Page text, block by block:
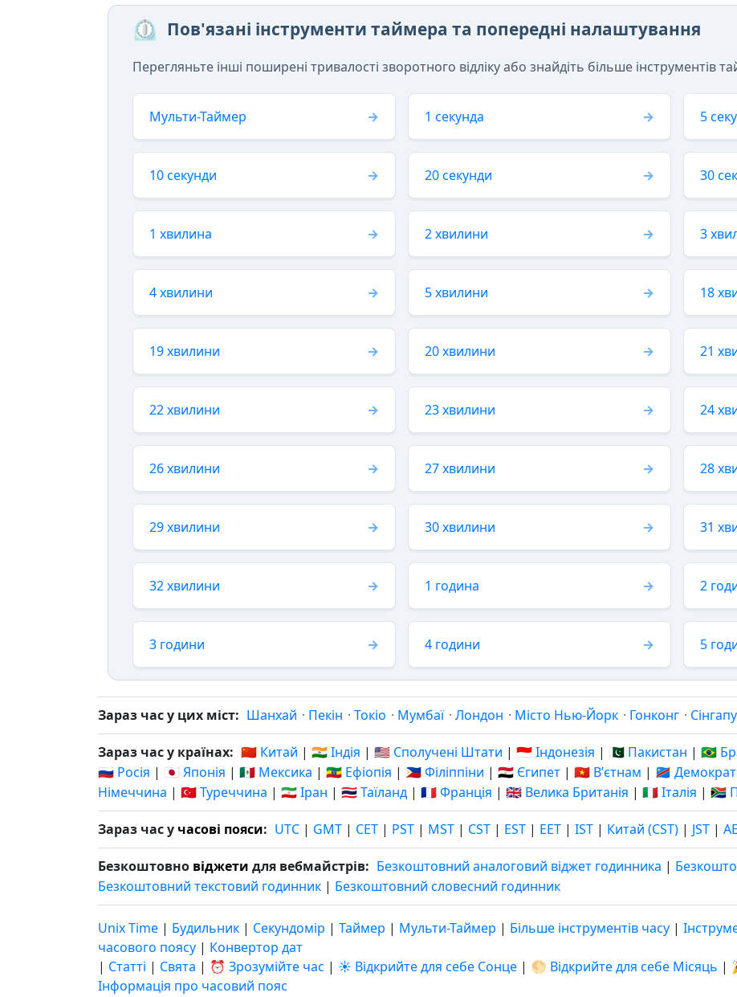
⏲️ Пов'язані інструменти таймера та попередні налаштування
Перегляньте інші поширені тривалості зворотного відліку або знайдіть більше інструментів
Мульти-Таймер 1 секунда 5
10 секунди 20 секунди 30
1 хвилина 2 хвилини 3
4 хвилини 5 хвилини 18
19 хвилини 20 хвилини 21
22 хвилини 23 хвилини 24
26 хвилини 27 хвилини 28
29 хвилини 30 хвилини 31
32 хвилини 1 година 2
3 години 4 години 5
Зараз час у цих міст: Шанхай · Пекін · Токіо · Мумбаї · Лондон · Місто Нью-Йорк · Гонконг ·
Зараз час у країнах: 🇨🇳 Китай | 🇮🇳 Індія | 🇺🇸 Сполучені Штати | 🇮🇩 Індонезія | 🇵🇰 Пакистан | 🇧🇷
🇷🇺 Росія | 🇯🇵 Японія | 🇲🇽 Мексика | 🇪🇹 Ефіопія | 🇵🇭 Філіппіни | 🇪🇬 Єгипет | 🇻🇳 Вʼєтнам | 🇨🇩
Німеччина | 🇹🇷 Туреччина | 🇮🇷 Іран | 🇹🇭 Таїланд | 🇫🇷 Франція | 🇬🇧 Велика Британія | 🇮🇹 Італія | 🇿🇦
Зараз час у часові пояси: UTC | GMT | CET | PST | MST | CST | EST | EET | IST | Китай (CST) | JST |
Безкоштовно віджети для вебмайстрів: Безкоштовний аналоговий віджет годинника |
Безкоштовний текстовий годинник | Безкоштовний словесний годинник
Unix Time | Будильник | Секундомір | Таймер | Мульти-Таймер | Більше інструментів часу |
часового поясу | Конвертор дат
| Статті | Свята | ⏰ Зрозумійте час | ☀️ Відкрийте для себе Сонце | 🌕 Відкрийте для себе Місяць |
Інформація про часовий пояс